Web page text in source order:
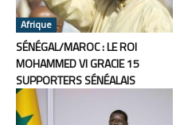
Afrique
SÉNÉGAL/MAROC : LE ROI
MOHAMMED VI GRACIE 15
SUPPORTERS SÉNÉALAIS